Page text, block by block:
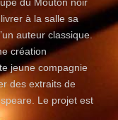
à la salle sa
auteur classique.
création
jeune compagnie
des extraits de
Le projet est